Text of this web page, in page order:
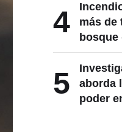
4
más de
bosque
5
aborda
poder